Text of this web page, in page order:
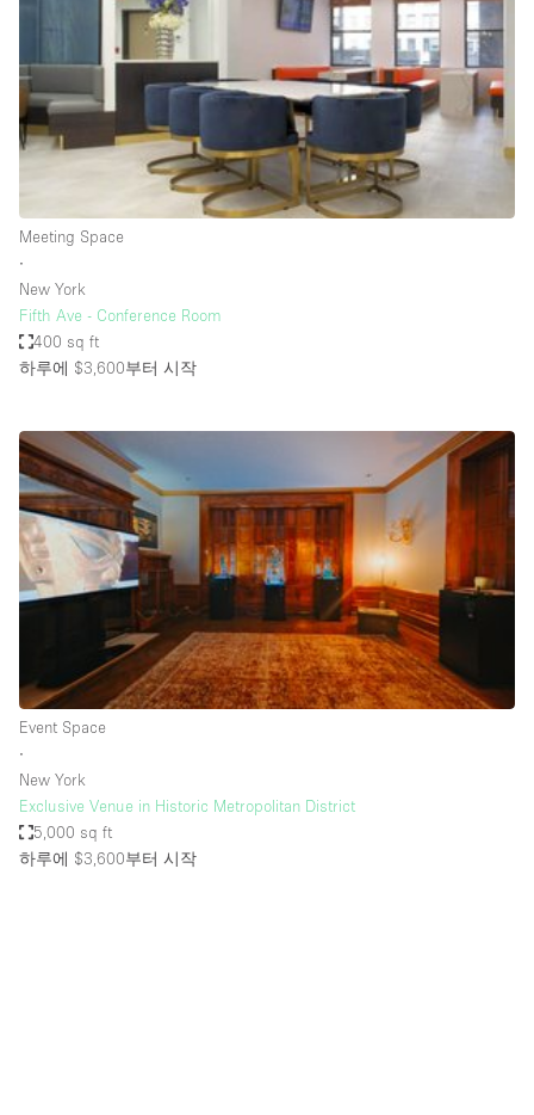
Photo / Filming Studio
Restaurant / Bar / Cafe
Rooftop
Salon
Shop Share
Stall / Market Stall
Unique Space
Warehouse
공간 기능
Air Conditioning
Animals Friendly
Bar
Car Display
Concierge
Counters
Daylight
Electricity
Elevator
Meeting Space
∙
New York
Fifth Ave - Conference Room
400 sq ft
하루에 $3,600부터 시작
Event Space
∙
New York
Exclusive Venue in Historic Metropolitan District
5,000 sq ft
하루에 $3,600부터 시작